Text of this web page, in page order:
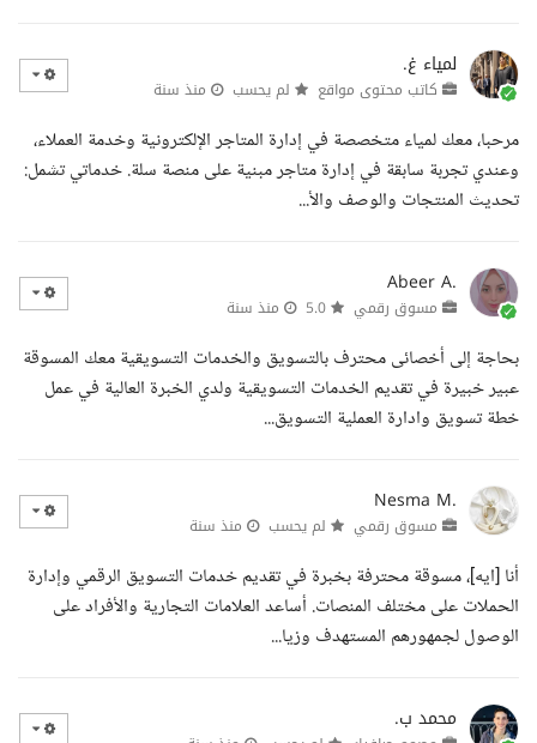
لمياء غ.
كاتب محتوى مواقع لم يحسب منذ سنة
مرحبا، معك لمياء متخصصة في إدارة المتاجر الإلكترونية وخدمة العملاء،
وعندي تجربة سابقة في إدارة متاجر مبنية على منصة سلة. خدماتي تشمل:
تحديث المنتجات والوصف والأ...
Abeer A.
مسوق رقمي منذ سنة
بحاجة إلى أخصائى محترف بالتسويق والخدمات التسويقية معك المسوقة
عبير خبيرة في تقديم الخدمات التسويقية ولدي الخبرة العالية في عمل
خطة تسويق وادارة العملية التسويق...
Nesma M.
مسوق رقمي لم يحسب منذ سنة
أنا [ايه]، مسوقة محترفة بخبرة في تقديم خدمات التسويق الرقمي وإدارة
الحملات على مختلف المنصات. أساعد العلامات التجارية والأفراد على
الوصول لجمهورهم المستهدف وزيا...
محمد ب.